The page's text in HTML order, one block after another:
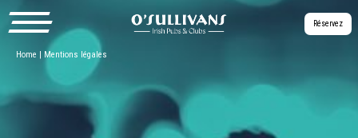
Réservez
Home | Mentions légales